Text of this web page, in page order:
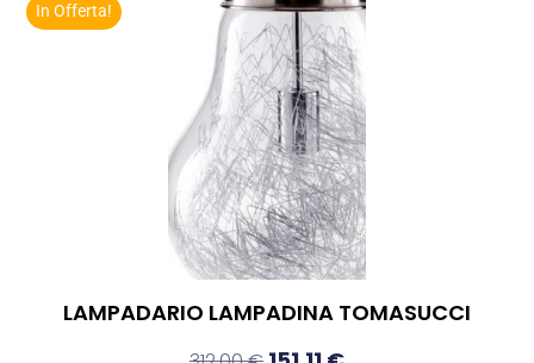
In Offerta!
LAMPADARIO LAMPADINA TOMASUCCI